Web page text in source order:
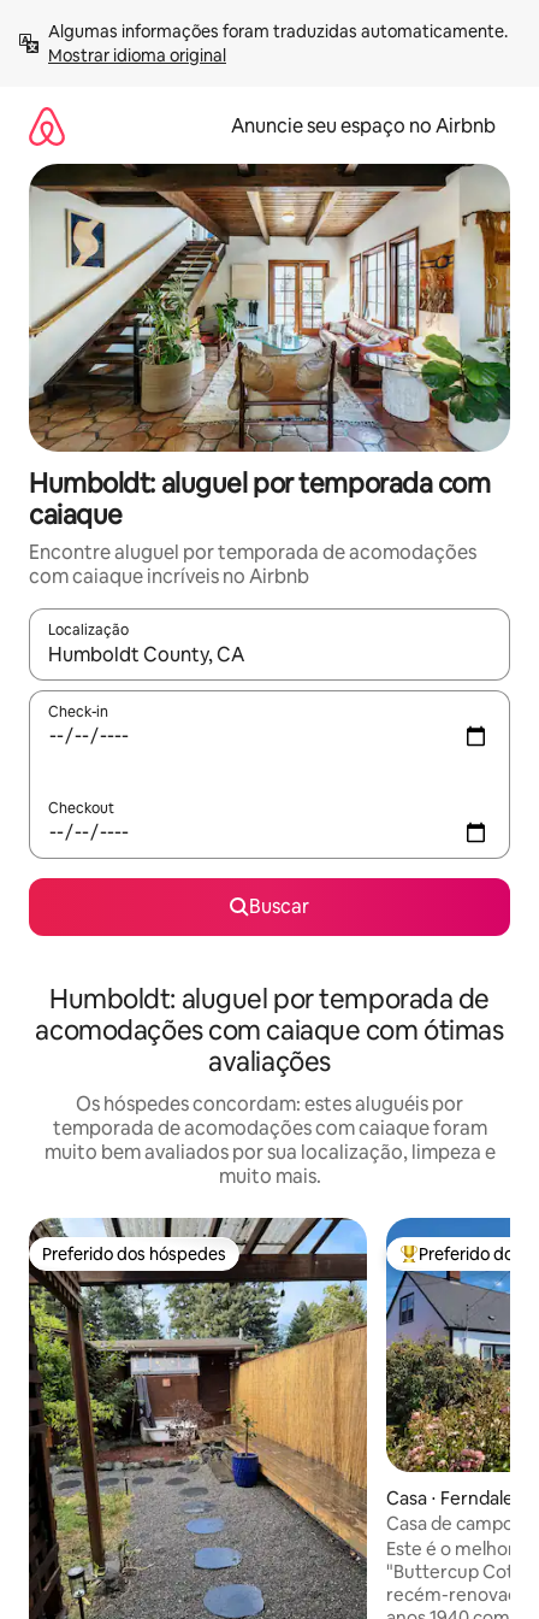
para
Mostrar idioma original
Anuncie seu espaço no Airbnb
Humboldt: aluguel por temporada com
caiaque
Encontre aluguel por temporada de acomodações
com caiaque incríveis no Airbnb
Localização
Quando os resultados estiverem disponíveis, explore-os
Check-in
Checkout
Buscar
Humboldt: aluguel por temporada de
acomodações com caiaque com ótimas
avaliações
Os hóspedes concordam: estes aluguéis por
temporada de acomodações com caiaque foram
muito bem avaliados por sua localização, limpeza e
muito mais.
Preferido dos hóspedes
Preferido dos hóspedes Entre os
Preferido dos
Casa ⋅ Ferndale
Casa de campo
Este é o melhor
"Buttercup
recém-renovado